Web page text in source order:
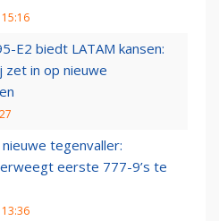
E2 biedt LATAM kansen:
zet in op nieuwe
tegenvaller:
eerste 777-9’s te